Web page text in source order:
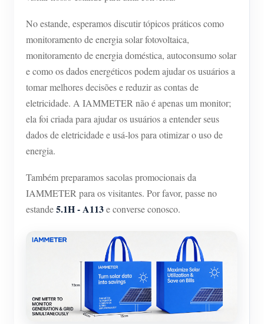
Notícias
Blog
Fórum
App Loja
Explorar site
Ranking FV
No estande, esperamos discutir tópicos práticos como
monitoramento de energia solar fotovoltaica,
monitoramento de energia doméstica, autoconsumo solar
e como os dados energéticos podem ajudar os usuários a
tomar melhores decisões e reduzir as contas de
eletricidade. A IAMMETER não é apenas um monitor;
ela foi criada para ajudar os usuários a entender seus
dados de eletricidade e usá-los para otimizar o uso de
energia.
Também preparamos sacolas promocionais da
IAMMETER para os visitantes. Por favor, passe no
estande5.1H - A113e converse conosco.